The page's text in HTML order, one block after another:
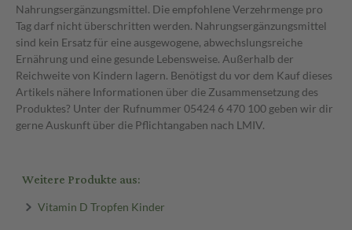
Nahrungsergänzungsmittel. Die empfohlene Verzehrmenge pro
Tag darf nicht überschritten werden. Nahrungsergänzungsmittel
sind kein Ersatz für eine ausgewogene, abwechslungsreiche
Ernährung und eine gesunde Lebensweise. Außerhalb der
Reichweite von Kindern lagern. Benötigst du vor dem Kauf dieses
Artikels nähere Informationen über die Zusammensetzung des
Produktes? Unter der Rufnummer 05424 6 470 100 geben wir dir
gerne Auskunft über die Pflichtangaben nach LMIV.
Weitere Produkte aus:
Vitamin D Tropfen Kinder